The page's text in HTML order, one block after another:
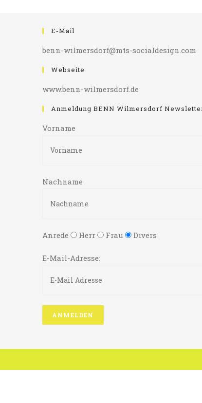
E-Mail
benn-wilmersdorf@mts-socialdesign.com
Webseite
www.benn-wilmersdorf.de
Anmeldung BENN Wilmersdorf
Vorname
Nachname
Anrede Herr Frau Divers
E-Mail-Adresse: